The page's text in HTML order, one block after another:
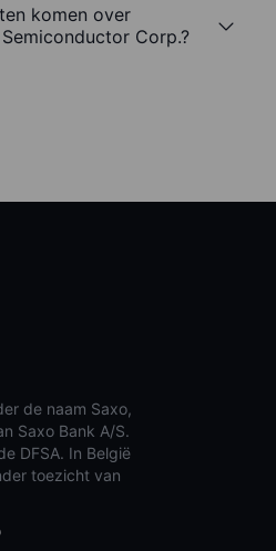
komen over
Corp.?
de naam Saxo,
Saxo Bank A/S.
DFSA. In België
toezicht van